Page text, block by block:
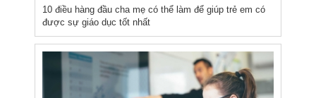
10 điều hàng đầu cha mẹ có thể làm để giúp trẻ em có
được sự giáo dục tốt nhất